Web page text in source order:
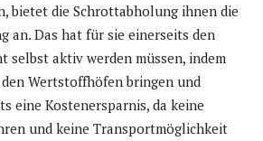
bietet die Schrottabholung ihnen die
an. Das hat für sie einerseits den
selbst aktiv werden müssen, indem
Wertstoffhöfen bringen und
eine Kostenersparnis, da keine
und keine Transportmöglichkeit